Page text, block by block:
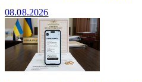
08.08.2026